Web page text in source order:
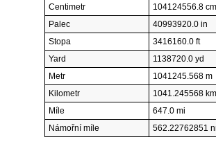
Centimetr
104124556.8 cm
Palec
40993920.0 in
Stopa
3416160.0 ft
Yard
1138720.0 yd
Metr
1041245.568 m
Kilometr
1041.245568 km
Míle
647.0 mi
Námořní míle
562.22762851